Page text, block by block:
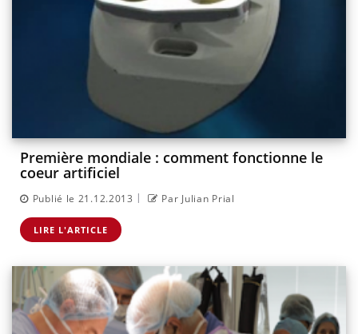
Première mondiale : comment fonctionne le
coeur artificiel
Publié le 21.12.2013 | Par Julian Prial
LIRE L'ARTICLE